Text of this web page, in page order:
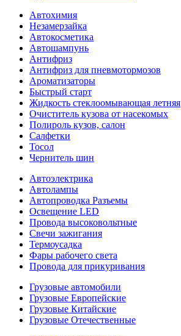
Автохимия
Незамерзайка
Автокосметика
Автошампунь
Антифриз
Антифриз для пневмотормозов
Ароматизаторы
Быстрый старт
Жидкость стеклоомывающая летняя
Очиститель кузова от насекомых
Полироль кузов, салон
Салфетки
Тосол
Чернитель шин
Автоэлектрика
Автолампы
Автопроводка Разъемы
Освещение LED
Провода высоковольтные
Свечи зажигания
Термоусадка
Фары рабочего света
Провода для прикуривания
Грузовые автомобили
Грузовые Европейские
Грузовые Китайские
Грузовые Отечественные